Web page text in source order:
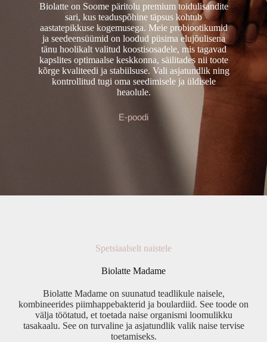
Biolatte on Soome päritolu premium toidulisandite
sari, kus teaduspõhine täpsus kohtub
aastatepikkuse kogemusega. Meie probiootikumid
ja seedeensüümid on loodud püsima elujõulisena
tänu hoolikalt valitud koostisosadele, mis tagavad
kapslites optimaalse keskkonna, säilitades nii toote
kõrge kvaliteedi ja stabiilsuse. Vali asjatundlik ning
kontrollitud tugi oma seedimisele ja üldisele
heaolule.
E-poodi
Spetsiaalselt naistele
Biolatte Madame
Biolatte Madame on suunatud teadlikule naisele,
kombineerides piimhappebakterid ja boulardiid. See toode on
välja töötatud, et toetada naise organismi loomulikku
tasakaalu. See on turvaline ja asjatundlik valik naise tervise
toetamiseks.